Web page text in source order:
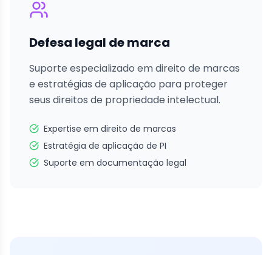
Defesa legal de marca
Suporte especializado em direito de marcas
e estratégias de aplicação para proteger
seus direitos de propriedade intelectual.
Expertise em direito de marcas
Estratégia de aplicação de PI
Suporte em documentação legal